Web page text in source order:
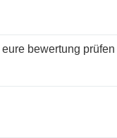
eure bewertung prüfen